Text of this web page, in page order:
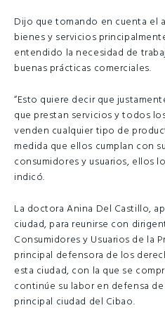
Dijo que tomando en cuenta el
bienes y servicios
entendido la necesidad de
buenas prácticas comerciales.
“Esto quiere decir que
que prestan servicios y todos
venden cualquier tipo de
medida que ellos cumplan con
consumidores y usuarios, ellos
indicó.
La doctora Anina Del Castillo,
ciudad, para reunirse con
Consumidores y Usuarios de la
principal defensora de los
esta ciudad, con la que se
continúe su labor en defensa
principal ciudad del Cibao.